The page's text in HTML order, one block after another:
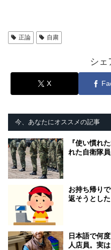
正論 自粛
シェ
X
今、あなたにオススメの記事
『使い慣れ
れた自衛隊
お持ち帰り
返そうとし
日本語で何
人店員。実